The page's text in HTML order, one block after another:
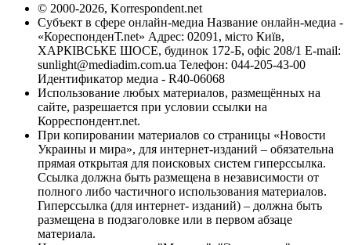
© 2000-2026, Korrespondent.net
Субъект в сфере онлайн-медиа Название онлайн-медиа -
«КореспонденТ.net» Адрес: 02091, місто Київ,
ХАРКІВСЬКЕ ШОСЕ, будинок 172-Б, офіс 208/1 E-mail:
sunlight@mediadim.com.ua Телефон: 044-205-43-00
Идентификатор медиа - R40-06068
Использование любых материалов, размещённых на
сайте, разрешается при условии ссылки на
Корреспондент.net.
При копировании материалов со страницы «Новости
Украины и мира», для интернет-изданий – обязательна
прямая открытая для поисковых систем гиперссылка.
Ссылка должна быть размещена в независимости от
полного либо частичного использования материалов.
Гиперссылка (для интернет- изданий) – должна быть
размещена в подзаголовке или в первом абзаце
материала.